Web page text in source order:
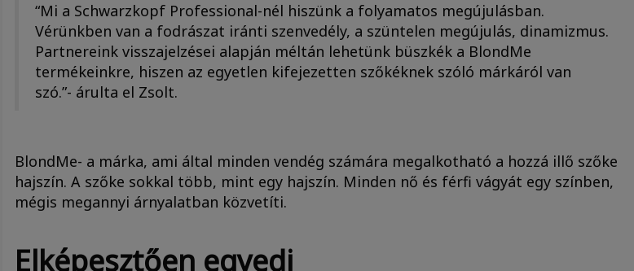
“Mi a Schwarzkopf Professional-nél hiszünk a folyamatos megújulásban.
Vérünkben van a fodrászat iránti szenvedély, a szüntelen megújulás, dinamizmus.
Partnereink visszajelzései alapján méltán lehetünk büszkék a BlondMe
termékeinkre, hiszen az egyetlen kifejezetten szőkéknek szóló márkáról van
szó.”- árulta el Zsolt.
BlondMe- a márka, ami által minden vendég számára megalkotható a hozzá illő szőke
hajszín. A szőke sokkal több, mint egy hajszín. Minden nő és férfi vágyát egy színben,
mégis megannyi árnyalatban közvetíti.
Elképesztően egyedi